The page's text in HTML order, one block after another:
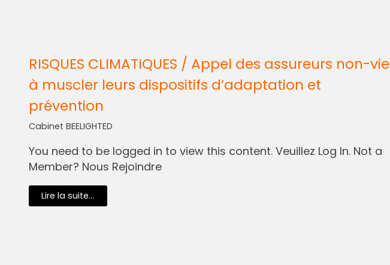
RISQUES CLIMATIQUES / Appel des assureurs non-vie
à muscler leurs dispositifs d’adaptation et
prévention
Cabinet BEELIGHTED
You need to be logged in to view this content. Veuillez Log In. Not a
Member? Nous Rejoindre
Lire la suite...